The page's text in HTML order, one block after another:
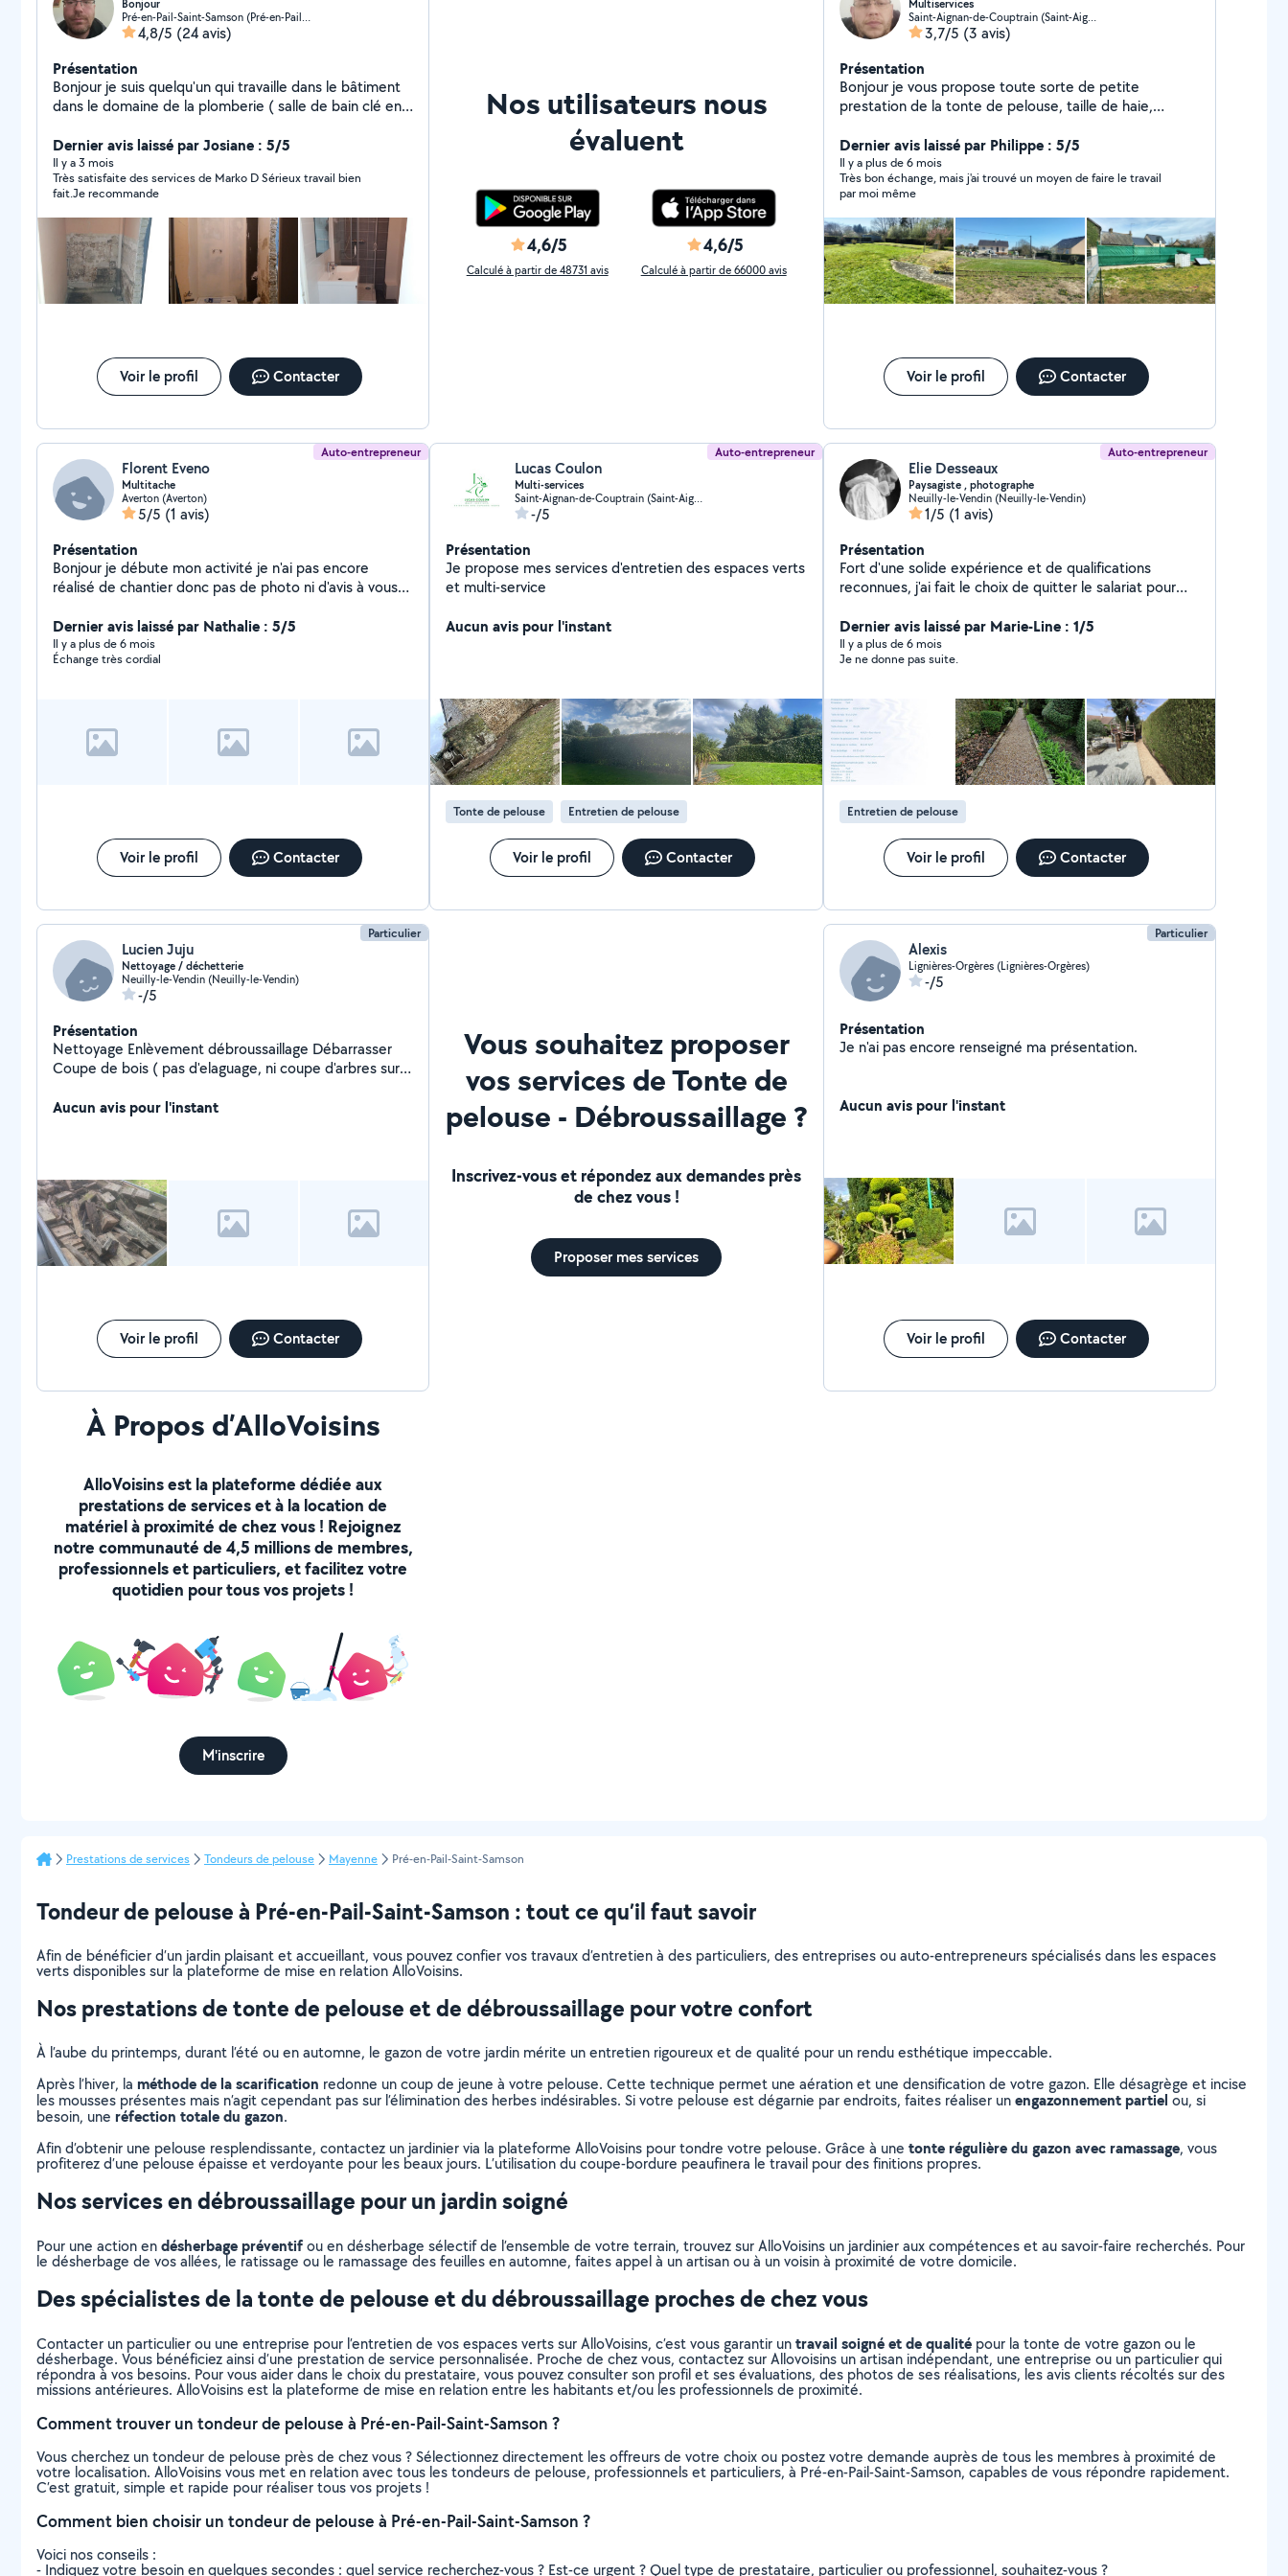
Bonjour
Pré-en-Pail-Saint-Samson (Pré-en-Pail-Saint-Samson)
4,8/5 (24 avis)
Présentation
Bonjour je suis quelqu'un qui travaille dans le bâtiment
dans le domaine de la plomberie ( salle de bain clé en
élément placo isolation enduit etc...) travail soigné et
disponible rapidement n hésitez pas à me contacter
par téléphone ou SMS je fais tout type de petit travaux
. Bonne journée à vous
Dernier avis laissé par Josiane : 5/5
Il y a 3 mois
Très satisfaite des services de Marko D Sérieux travail bien
fait.Je recommande
Voir le profil Contacter
Nos utilisateurs nous
évaluent
4,6/5
Calculé à partir de 48731 avis
4,6/5
Calculé à partir de 66000 avis
Multiservices
Saint-Aignan-de-Couptrain (Saint-Aignan-de-Couptrain)
3,7/5 (3 avis)
Présentation
Bonjour je vous propose toute sorte de petite
prestation de la tonte de pelouse, taille de haie,
vide maison et garage, je peu vous débarrasser aussi
de tout vos anciens outillage motorisé HS ou dans
l'état, réparation decran telephone ,pc ect.
Présentation mécanique distribution ect. j'étudie toute
vos demandes. Bonne journée à vous
Dernier avis laissé par Philippe : 5/5
Il y a plus de 6 mois
Très bon échange, mais j'ai trouvé un moyen de faire le travail
par moi même
Voir le profil Contacter
Auto-entrepreneur
Florent Eveno
Multitache
Averton (Averton)
5/5 (1 avis)
Présentation
Bonjour je débute mon activité je n'ai pas encore
réalisé de chantier donc pas de photo ni d'avis à vous
Dernier avis laissé par Nathalie : 5/5
Il y a plus de 6 mois
Échange très cordial
Voir le profil Contacter
Auto-entrepreneur
Lucas Coulon
Multi-services
Saint-Aignan-de-Couptrain (Saint-Aignan-de-Couptrain)
-/5
Présentation
Je propose mes services d'entretien des espaces verts
et multi-service
Aucun avis pour l'instant
Tonte de pelouse Entretien de pelouse
Voir le profil Contacter
Auto-entrepreneur
Elie Desseaux
Paysagiste , photographe
Neuilly-le-Vendin (Neuilly-le-Vendin)
1/5 (1 avis)
Présentation
Fort d'une solide expérience et de qualifications
reconnues, j'ai fait le choix de quitter le salariat pour
proposer des services à domicile professionnels,
fiables et de qualité. J'interviens auprès des particuliers
comme des entreprises avec un objectif clair : vous
besoins, tout en garantissant réactivité, sérieux et
satisfaction. Mon engagement est simple : vous offrir
un résultat à la hauteur de vos attentes, avec un
excellent rapport qualité de service, dans une relation
de confiance durable.
Dernier avis laissé par Marie-Line : 1/5
Il y a plus de 6 mois
Je ne donne pas suite.
Entretien de pelouse
Voir le profil Contacter
Particulier
Lucien Juju
Nettoyage / déchetterie
Neuilly-le-Vendin (Neuilly-le-Vendin)
-/5
Présentation
Nettoyage Enlèvement débroussaillage Débarrasser
Coupe de bois ( pas d'elaguage, ni coupe d'arbres sur
construction, échange de service
Aucun avis pour l'instant
Voir le profil Contacter
Vous souhaitez proposer
vos services de Tonte de
pelouse - Débroussaillage ?
Inscrivez-vous et répondez aux demandes près
de chez vous !
Proposer mes services
Particulier
Alexis
Lignières-Orgères (Lignières-Orgères)
-/5
Présentation
Je n'ai pas encore renseigné ma présentation.
Aucun avis pour l'instant
Voir le profil Contacter
À Propos d’AlloVoisins
AlloVoisins est la plateforme dédiée aux
prestations de services et à la location de
matériel à proximité de chez vous ! Rejoignez
notre communauté de 4,5 millions de membres,
professionnels et particuliers, et facilitez votre
quotidien pour tous vos projets !
M'inscrire
Prestations de services Tondeurs de pelouse Mayenne Pré-en-Pail-Saint-Samson
Tondeur de pelouse à Pré-en-Pail-Saint-Samson : tout ce qu’il faut savoir
Afin de bénéficier d’un jardin plaisant et accueillant, vous pouvez confier vos travaux d’entretien à des particuliers, des entreprises ou auto-entrepreneurs spécialisés dans les espaces
verts disponibles sur la plateforme de mise en relation AlloVoisins.
Nos prestations de tonte de pelouse et de débroussaillage pour votre confort
À l’aube du printemps, durant l’été ou en automne, le gazon de votre jardin mérite un entretien rigoureux et de qualité pour un rendu esthétique impeccable.
Après l’hiver, la méthode de la scarification redonne un coup de jeune à votre pelouse. Cette technique permet une aération et une densification de votre gazon. Elle désagrège et incise
les mousses présentes mais n’agit cependant pas sur l’élimination des herbes indésirables. Si votre pelouse est dégarnie par endroits, faites réaliser unengazonnement partiel ou, si
besoin, une réfection totale du gazon.
Afin d’obtenir une pelouse resplendissante, contactez un jardinier via la plateforme AlloVoisins pour tondre votre pelouse. Grâce à une tonte régulière du gazon avec ramassage, vous
profiterez d’une pelouse épaisse et verdoyante pour les beaux jours. L’utilisation du coupe-bordure peaufinera le travail pour des finitions propres.
Nos services en débroussaillage pour un jardin soigné
Pour une action endésherbage préventifou en désherbage sélectif de l’ensemble de votre terrain, trouvez sur AlloVoisins un jardinier aux compétences et au savoir-faire recherchés. Pour
le désherbage de vos allées, le ratissage ou le ramassage des feuilles en automne, faites appel à un artisan ou à un voisin à proximité de votre domicile.
Des spécialistes de la tonte de pelouse et du débroussaillage proches de chez vous
Contacter un particulier ou une entreprise pour l’entretien de vos espaces verts sur AlloVoisins, c’est vous garantir untravail soigné et de qualité pour la tonte de votre gazon ou le
désherbage. Vous bénéficiez ainsi d’une prestation de service personnalisée. Proche de chez vous, contactez sur Allovoisins un artisan indépendant, une entreprise ou un particulier qui
répondra à vos besoins. Pour vous aider dans le choix du prestataire, vous pouvez consulter son profil et ses évaluations, des photos de ses réalisations, les avis clients récoltés sur des
missions antérieures. AlloVoisins est la plateforme de mise en relation entre les habitants et/ou les professionnels de proximité.
Comment trouver un tondeur de pelouse à Pré-en-Pail-Saint-Samson ?
Vous cherchez un tondeur de pelouse près de chez vous ? Sélectionnez directement les offreurs de votre choix ou postez votre demande auprès de tous les membres à proximité de
votre localisation. AlloVoisins vous met en relation avec tous les tondeurs de pelouse, professionnels et particuliers, à Pré-en-Pail-Saint-Samson, capables de vous répondre rapidement.
C’est gratuit, simple et rapide pour réaliser tous vos projets !
Comment bien choisir un tondeur de pelouse à Pré-en-Pail-Saint-Samson ?
Voici nos conseils :
- Indiquez votre besoin en quelques secondes : quel service recherchez-vous ? Est-ce urgent ? Quel type de prestataire, particulier ou professionnel, souhaitez-vous ?